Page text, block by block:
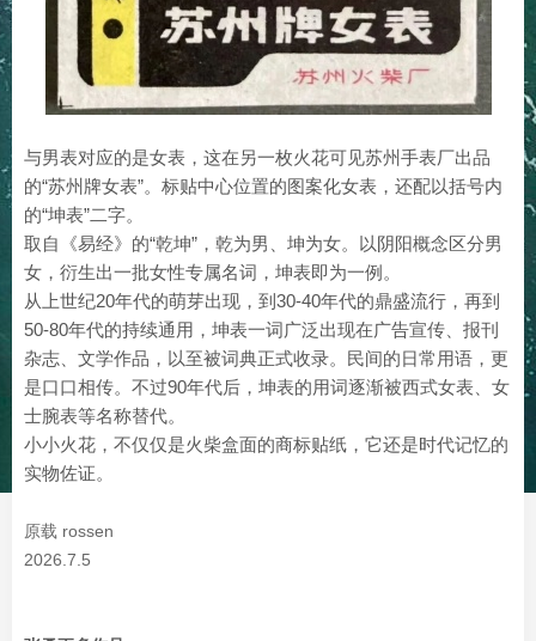
与男表对应的是女表，这在另一枚火花可见苏州手表厂出品
的“苏州牌女表”。标贴中心位置的图案化女表，还配以括号内
的“坤表”二字。
取自《易经》的“乾坤”，乾为男、坤为女。以阴阳概念区分男
女，衍生出一批女性专属名词，坤表即为一例。
从上世纪20年代的萌芽出现，到30-40年代的鼎盛流行，再到
50-80年代的持续通用，坤表一词广泛出现在广告宣传、报刊
杂志、文学作品，以至被词典正式收录。民间的日常用语，更
是口口相传。不过90年代后，坤表的用词逐渐被西式女表、女
士腕表等名称替代。
小小火花，不仅仅是火柴盒面的商标贴纸，它还是时代记忆的
实物佐证。
原载 rossen
2026.7.5